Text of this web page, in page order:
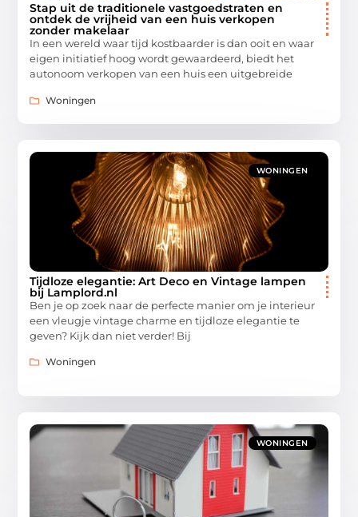
Stap uit de traditionele vastgoedstraten en
ontdek de vrijheid van een huis verkopen
zonder makelaar
In een wereld waar tijd kostbaarder is dan ooit en waar
eigen initiatief hoog wordt gewaardeerd, biedt het
autonoom verkopen van een huis een uitgebreide
Woningen
WONINGEN
Tijdloze elegantie: Art Deco en Vintage lampen
bij Lamplord.nl
Ben je op zoek naar de perfecte manier om je interieur
een vleugje vintage charme en tijdloze elegantie te
geven? Kijk dan niet verder! Bij
Woningen
WONINGEN